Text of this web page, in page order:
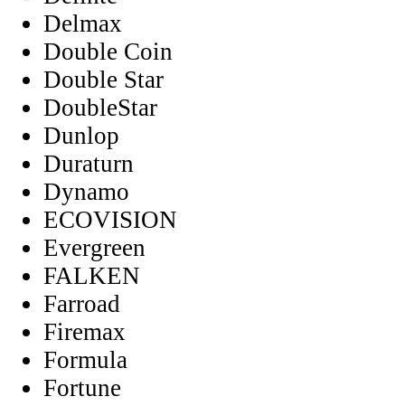
Delmax
Double Coin
Double Star
DoubleStar
Dunlop
Duraturn
Dynamo
ECOVISION
Evergreen
FALKEN
Farroad
Firemax
Formula
Fortune